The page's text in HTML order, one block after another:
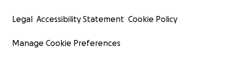
Legal Accessibility Statement Cookie Policy
Manage Cookie Preferences